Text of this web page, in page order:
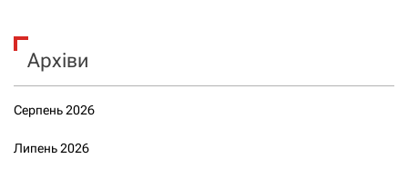
Архіви
Серпень 2026
Липень 2026